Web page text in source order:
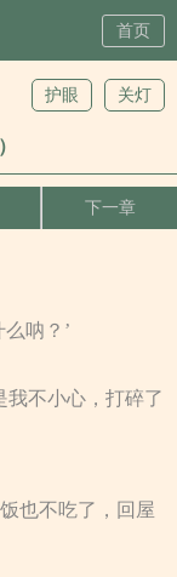
首页
关灯
护眼
下一章
呐？’
我不小心，打碎了
也不吃了，回屋